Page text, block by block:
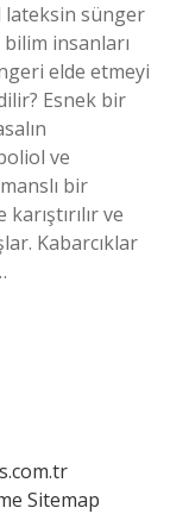
lateksin sünger
insanları
elde etmeyi
Esnek bir
ve
bir
ve
Kabarcıklar
Sitemap